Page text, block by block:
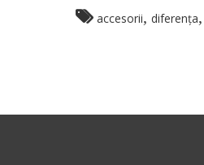
accesorii, diferența,